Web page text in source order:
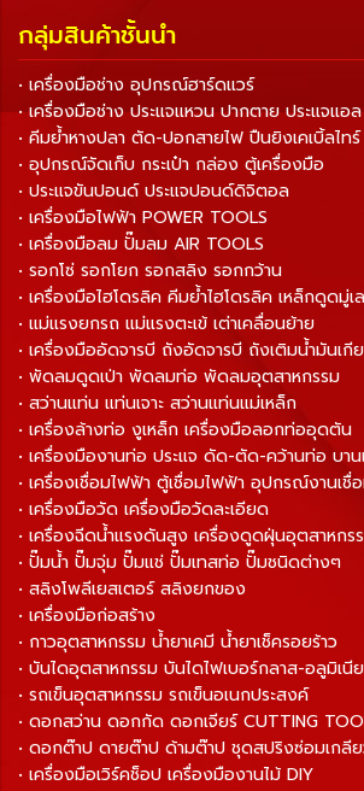
กลุ่มสินค้าชั้นนำ
• เครื่องมือช่าง อุปกรณ์ฮาร์ดแวร์
• เครื่องมือช่าง ประแจแหวน ปากตาย ประแจแอล
• คีมย้ำหางปลา ตัด-ปอกสายไฟ ปืนยิงเคเบิ้ลไทร์
• อุปกรณ์จัดเก็บ กระเป๋า กล่อง ตู้เครื่องมือ
• ประแจขันปอนด์ ประแจปอนด์ดิจิตอล
• เครื่องมือไฟฟ้า POWER TOOLS
• เครื่องมือลม ปั๊มลม AIR TOOLS
• รอกโซ่ รอกโยก รอกสลิง รอกกว้าน
• เครื่องมือไฮโดรลิค คีมย้ำไฮโดรลิค เหล็กดูดมู่เ
• แม่แรงยกรถ แม่แรงตะเข้ เต่าเคลื่อนย้าย
• เครื่องมืออัดจารบี ถังอัดจารบี ถังเติมน้ำมันเกี
• พัดลมดูดเป่า พัดลมท่อ พัดลมอุตสาหกรรม
• สว่านแท่น แท่นเจาะ สว่านแท่นแม่เหล็ก
• เครื่องล้างท่อ งูเหล็ก เครื่องมือลอกท่ออุดตัน
• เครื่องมืองานท่อ ประแจ ดัด-ตัด-คว้านท่อ บา
• เครื่องเชื่อมไฟฟ้า ตู้เชื่อมไฟฟ้า อุปกรณ์งานเชื่
• เครื่องมือวัด เครื่องมือวัดละเอียด
• เครื่องฉีดน้ำแรงดันสูง เครื่องดูดฝุ่นอุตสาหกร
• ปั๊มน้ำ ปั๊มจุ่ม ปั๊มแช่ ปั๊มเทสท่อ ปั๊มชนิดต่างๆ
• สลิงโพลีเยสเตอร์ สลิงยกของ
• เครื่องมือก่อสร้าง
• กาวอุตสาหกรรม น้ำยาเคมี น้ำยาเช็ครอยร้าว
• บันไดอุตสาหกรรม บันไดไฟเบอร์กลาส-อลูมิเนี
• รถเข็นอุตสาหกรรม รถเข็นอเนกประสงค์
• ดอกสว่าน ดอกกัด ดอกเจียร์ CUTTING
• ดอกต๊าป ดายต๊าป ด้ามต๊าป ชุดสปริงซ่อมเกลี
• เครื่องมือเวิร์คช็อป เครื่องมืองานไม้ DIY